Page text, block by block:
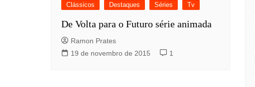
Clássicos Destaques Séries Tv
De Volta para o Futuro série animada
Ramon Prates
19 de novembro de 2015
1